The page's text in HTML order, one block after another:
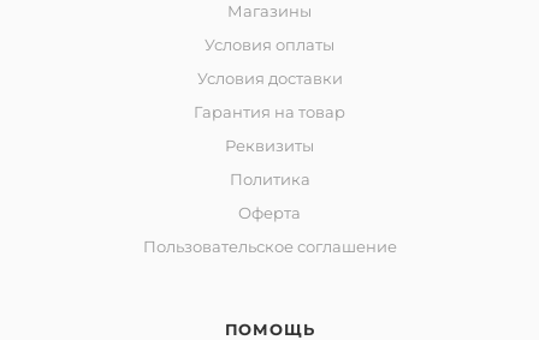
Магазины
Условия оплаты
Условия доставки
Гарантия на товар
Реквизиты
Политика
Оферта
Пользовательское соглашение
ПОМОЩЬ